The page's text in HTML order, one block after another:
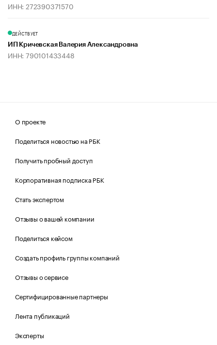
ИНН: 272390371570
ДЕЙСТВУЕТ
ИП Кричевская Валерия Александровна
ИНН: 790101433448
О проекте
Поделиться новостью на РБК
Получить пробный доступ
Корпоративная подписка РБК
Стать экспертом
Отзывы о вашей компании
Поделиться кейсом
Создать профиль группы компаний
Отзывы о сервисе
Сертифицированные партнеры
Лента публикаций
Эксперты